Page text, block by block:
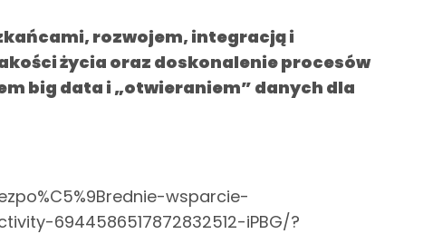
rozwojem, integracją i
życia oraz doskonalenie procesów
big data i „otwieraniem” danych dla
wsparcie-
6944586517872832512-iPBG/?